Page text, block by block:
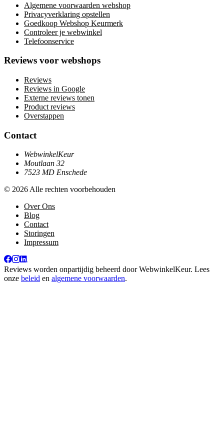
Algemene voorwaarden webshop
Privacyverklaring opstellen
Goedkoop Webshop Keurmerk
Controleer je webwinkel
Telefoonservice
Reviews voor webshops
Reviews
Reviews in Google
Externe reviews tonen
Product reviews
Overstappen
Contact
WebwinkelKeur
Moutlaan 32
7523 MD Enschede
© 2026 Alle rechten voorbehouden
Over Ons
Blog
Contact
Storingen
Impressum
Reviews worden onpartijdig beheerd doorWebwinkelKeur. Lees
onze beleid en algemene voorwaarden.